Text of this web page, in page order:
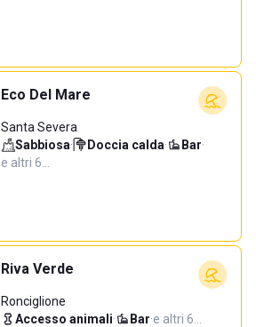
Eco Del Mare
Santa Severa
Sabbiosa· Doccia calda· Bar·
e altri 6…
Riva Verde
Ronciglione
Accesso animali· Bar·e altri 6…